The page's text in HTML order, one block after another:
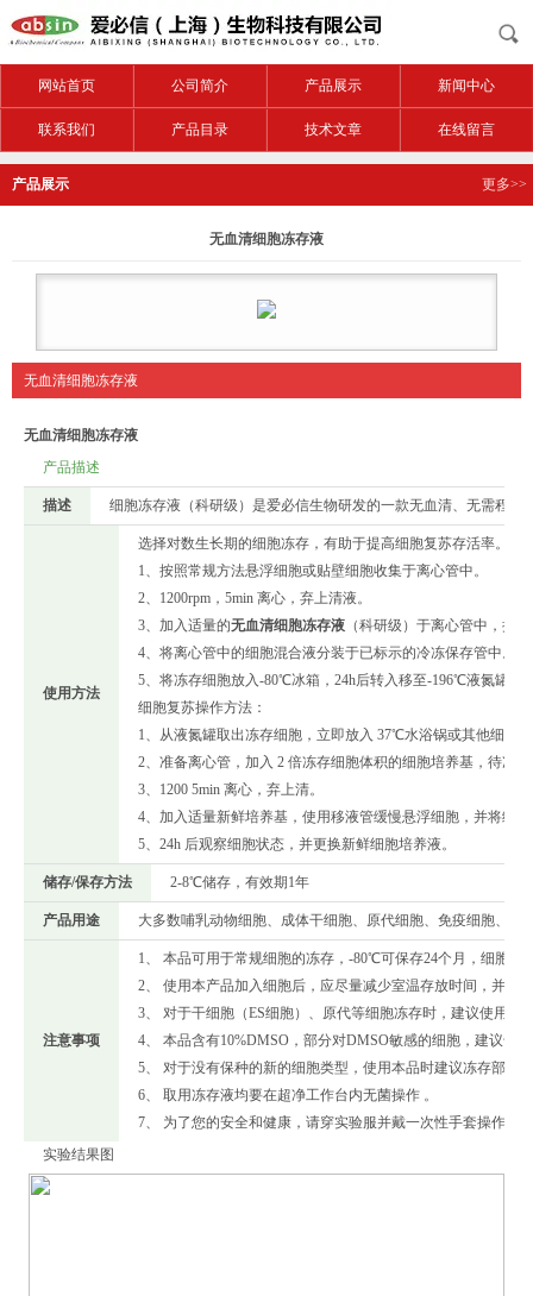
网站首页 公司简介 产品展示 新闻中心
联系我们 产品目录 技术文章 在线留言
产品展示 更多>>
无血清细胞冻存液
无血清细胞冻存液
无血清细胞冻存液
产品描述
描述 细胞冻存液（科研级）是爱必信生物研发的一款无血清、无需程
使用方法
选择对数生长期的细胞冻存，有助于提高细胞复苏存活率。
1、按照常规方法悬浮细胞或贴壁细胞收集于离心管中。
2、1200rpm，5min 离心，弃上清液。
3、加入适量的无血清细胞冻存液 （科研级）于离心管中，推
4、将离心管中的细胞混合液分装于已标示的冷冻保存管中。
5、将冻存细胞放入-80℃冰箱，24h后转入移至-196℃液氮罐长
细胞复苏操作方法：
1、从液氮罐取出冻存细胞，立即放入 37℃水浴锅或其他细胞
2、准备离心管，加入 2 倍冻存细胞体积的细胞培养基，待冻
3、1200 5min 离心，弃上清。
4、加入适量新鲜培养基，使用移液管缓慢悬浮细胞，并将细
5、24h 后观察细胞状态，并更换新鲜细胞培养液。
储存/保存方法 2-8℃储存，有效期1年
产品用途 大多数哺乳动物细胞、成体干细胞、原代细胞、免疫细胞、造
注意事项
1、 本品可用于常规细胞的冻存，-80℃可保存24个月，细胞的
2、 使用本产品加入细胞后，应尽量减少室温存放时间，并尽
3、 对于干细胞（ES细胞）、原代等细胞冻存时，建议使用
4、 本品含有10%DMSO，部分对DMSO敏感的细胞，建议也
5、 对于没有保种的新的细胞类型，使用本品时建议冻存部分
6、 取用冻存液均要在超净工作台内无菌操作 。
7、 为了您的安全和健康，请穿实验服并戴一次性手套操作。
实验结果图